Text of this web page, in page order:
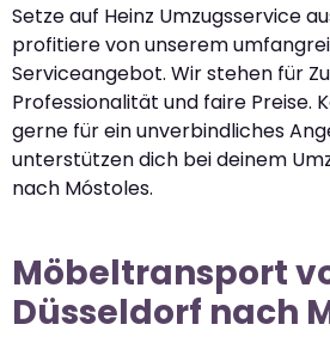
Setze auf Heinz Umzugsservice
profitiere von unserem
Serviceangebot. Wir stehen für
Professionalität und faire Preise.
gerne für ein unverbindliches
unterstützen dich bei deinem
nach Móstoles.
Möbeltransport
Düsseldorf nach